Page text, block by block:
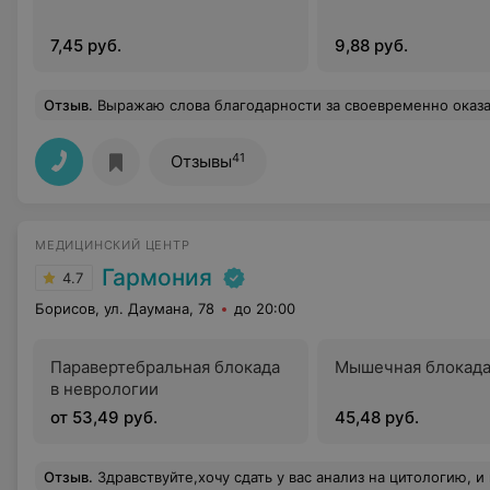
7,45 руб. 9,88 руб.
Отзыв. Выражаю слова благодарности за своевременно оказанную мне помощь, за высокий профессионализм в проведении операции 6 января 2025г, чуткое отношение к людям экстренной службы приемного отделения, главному врачу Гомельской областной клинической больницы Андрею Анатольевичу, лечащему врачу Дмитрию Александровичу и всему
Отзывы41
МЕДИЦИНСКИЙ ЦЕНТР
4.7 Гармония
Борисов, ул. Даумана, 78 до 20:00
Паравертебральная блокада
в неврологии
от 53,49 руб.
Мышечная
45,48 руб.
Отзыв. Здравствуйте,хочу сдать у вас анализ на цитологию, и кольпоскопия, в связи с этим такие вопросы. 1.Кто будет делать забор материала на цитологию(если врач то